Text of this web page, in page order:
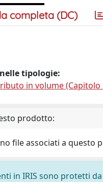
completa (DC)
tipologie:
in volume (Capitolo
prodotto:
file associati a questo
in IRIS sono protetti